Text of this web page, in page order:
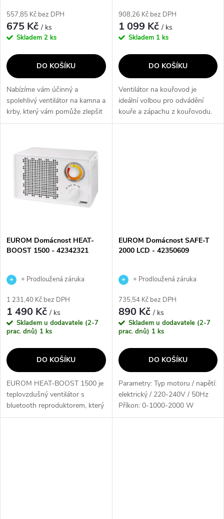
o
d
u
k
t
o
d
u
k
t
ů
557,85 Kč bez DPH
675 Kč/ ks
Skladem 2 ks
DO KOŠÍKU
Nabízíme vám účinný a
spolehlivý ventilátor na kamna a
krby, který vám pomůže zlepšit
cirkulaci tepla v místnosti a
908,26 Kč bez DPH
1 099 Kč/ ks
Skladem 1 ks
DO KOŠÍKU
Ventilátor na kouřovod je
ideální volbou pro odvádění
kouře a zápachu z kouřovodu.
Díky silnému výkonu a odolné
EUROM Domácnost HEAT-
BOOST 1500 - 42342321
+ Prodloužená záruka
1 231,40 Kč bez DPH
1 490 Kč/ ks
Skladem u dodavatele (2-7
prac. dnů) 1 ks
DO KOŠÍKU
EUROM HEAT-BOOST 1500 je
teplovzdušný ventilátor s
bluetooth reproduktorem, který
vám poskytne příjemné teplo a
EUROM Domácnost SAFE-T
2000 LCD - 42350609
+ Prodloužená záruka
735,54 Kč bez DPH
890 Kč/ ks
Skladem u dodavatele (2-7
prac. dnů) 1 ks
DO KOŠÍKU
Parametry: Typ motoru / napětí:
elektrický / 220-240V / 50Hz
Příkon: 0-1000-2000 W
Funkce: studeného-teplého-